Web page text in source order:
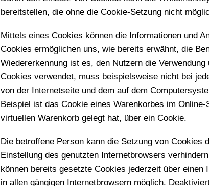
bereitstellen, die ohne die Cookie-Setzung nicht
Mittels eines Cookies können die Informationen und
Cookies ermöglichen uns, wie bereits erwähnt, die
Wiedererkennung ist es, den Nutzern die
Cookies verwendet, muss beispielsweise nicht bei
von der Internetseite und dem auf dem
Beispiel ist das Cookie eines Warenkorbes im
virtuellen Warenkorb gelegt hat, über ein Cookie.
Die betroffene Person kann die Setzung von
Einstellung des genutzten Internetbrowsers
können bereits gesetzte Cookies jederzeit über
in allen gängigen Internetbrowsern möglich.